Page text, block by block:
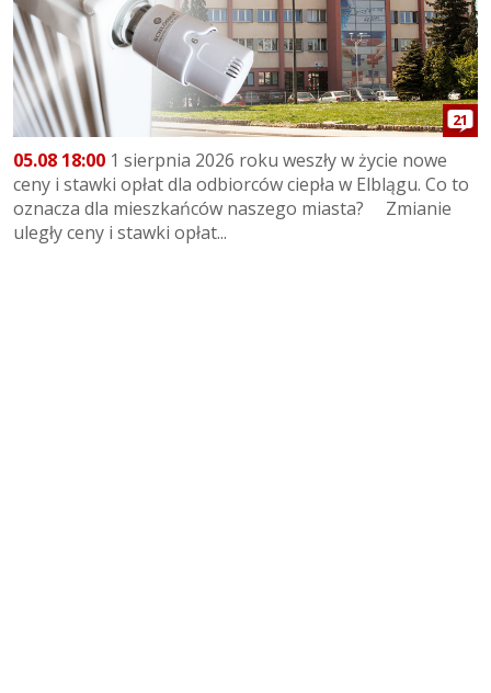
21
05.08 18:00 1 sierpnia 2026 roku weszły w życie nowe
ceny i stawki opłat dla odbiorców ciepła w Elblągu. Co to
oznacza dla mieszkańców naszego miasta? Zmianie
uległy ceny i stawki opłat...